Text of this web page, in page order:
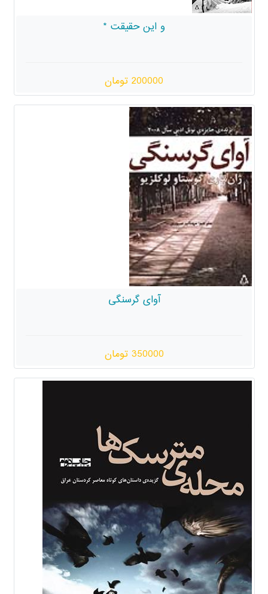
و این حقیقت *
200000 تومان
آوای گرسنگی
350000 تومان